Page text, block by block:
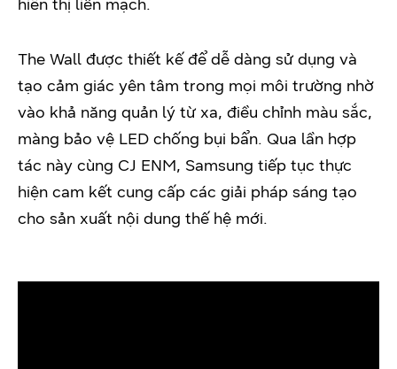
hiển thị liền mạch.
The Wall được thiết kế để dễ dàng sử dụng và
tạo cảm giác yên tâm trong mọi môi trường nhờ
vào khả năng quản lý từ xa, điều chỉnh màu sắc,
màng bảo vệ LED chống bụi bẩn. Qua lần hợp
tác này cùng CJ ENM, Samsung tiếp tục thực
hiện cam kết cung cấp các giải pháp sáng tạo
cho sản xuất nội dung thế hệ mới.